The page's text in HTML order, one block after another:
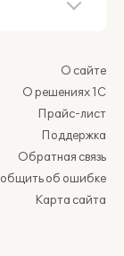
О сайте
О решениях 1С
Прайс-лист
Поддержка
Обратная связь
об ошибке
Карта сайта